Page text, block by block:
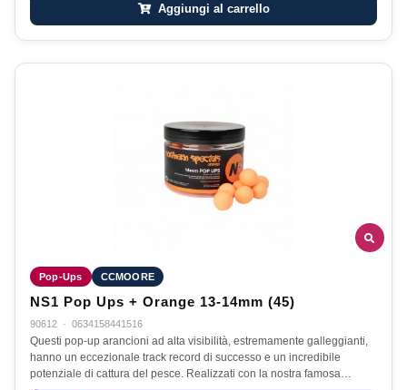
Aggiungi al carrello
Pop-Ups CCMOORE
NS1 Pop Ups + Orange 13-14mm (45)
90612 · 0634158441516
Questi pop-up arancioni ad alta visibilità, estremamente galleggianti,
hanno un eccezionale track record di successo e un incredibile
potenziale di cattura del pesce. Realizzati con la nostra famosa…